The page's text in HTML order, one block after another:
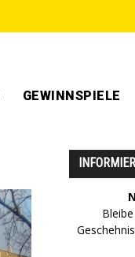
GEWINNSPIELE